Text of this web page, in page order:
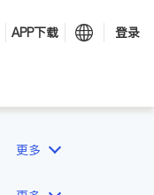
APP下载 登录
更多